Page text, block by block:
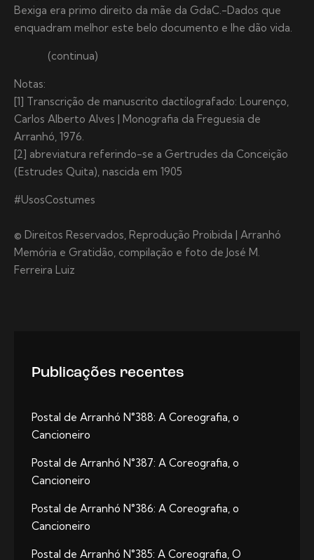
Bexiga era primo direito da mãe da GdaC.-Dados que
enquadram melhor este belo documento e lhe dão vida.
(continua)
Notas:
[1] Transcrição de manuscrito dactilografado: Lourenço,
Carlos Alberto Alves | Monografia da Freguesia de
Arranhó, 1976.
[2] abreviatura referindo-se a Gertrudes da Conceição
(Estrudes Quita), nascida em 1905
#UsosCostumes
© Direitos Reservados, Reprodução Proibida | Arranhó
Memória e Gratidão, compilação e foto de José M.
Ferreira Luiz
Publicações recentes
Postal de Arranhó N°388: A Coreografia, o
Cancioneiro
Postal de Arranhó N°387: A Coreografia, o
Cancioneiro
Postal de Arranhó N°386: A Coreografia, o
Cancioneiro
Postal de Arranhó N°385: A Coreografia, O